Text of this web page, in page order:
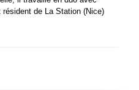
de La Station (Nice)